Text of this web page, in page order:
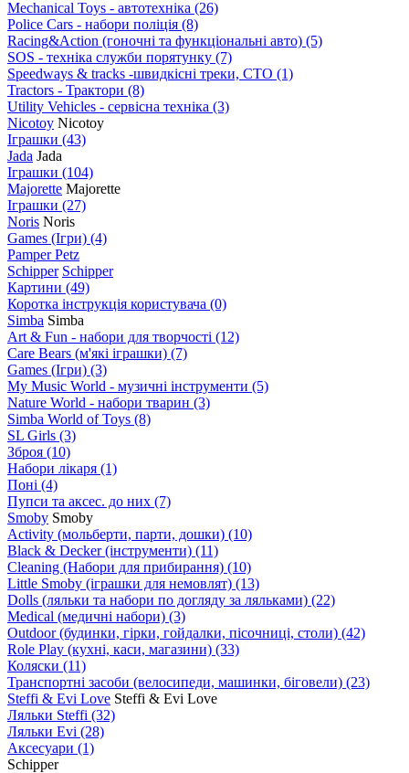
Mechanical Toys - автотехніка (26)
Police Cars - набори поліція (8)
Racing&Action (гоночні та функціональні авто) (5)
SOS - техніка служби порятунку (7)
Speedways & tracks -швидкісні треки, СТО (1)
Tractors - Трактори (8)
Utility Vehicles - сервісна техніка (3)
Nicotoy Nicotoy
Іграшки (43)
Jada Jada
Іграшки (104)
Majorette Majorette
Іграшки (27)
Noris Noris
Games (Ігри) (4)
Pamper Petz
Schipper Schipper
Картини (49)
Коротка інструкція користувача (0)
Simba Simba
Art & Fun - набори для творчості (12)
Care Bears (м'які іграшки) (7)
Games (Ігри) (3)
My Music World - музичні інструменти (5)
Nature World - набори тварин (3)
Simba World of Toys (8)
SL Girls (3)
Зброя (10)
Набори лікаря (1)
Поні (4)
Пупси та аксес. до них (7)
Smoby Smoby
Аctivity (мольберти, парти, дошки) (10)
Black & Decker (інструменти) (11)
Cleaning (Набори для прибирання) (10)
Little Smoby (іграшки для немовлят) (13)
Dolls (ляльки та набори по догляду за ляльками) (22)
Medical (медичні набори) (3)
Outdoor (будинки, гірки, гойдалки, пісочниці, столи) (42)
Role Play (кухні, каси, магазини) (33)
Коляски (11)
Транспортні засоби (велосипеди, машинки, біговели) (23)
Steffi & Evi Love Steffi & Evi Love
Ляльки Steffi (32)
Ляльки Evi (28)
Аксесуари (1)
Schipper